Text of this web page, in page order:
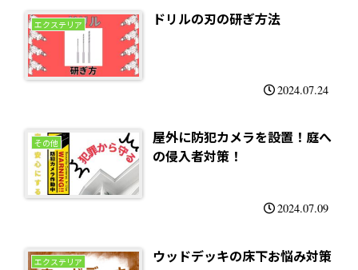
エクステリア ドリルの刃の研ぎ方法
2024.07.24
その他
屋外に防犯カメラを設置！庭へ
の侵入者対策！
2024.07.09
エクステリア ウッドデッキの床下お悩み対策